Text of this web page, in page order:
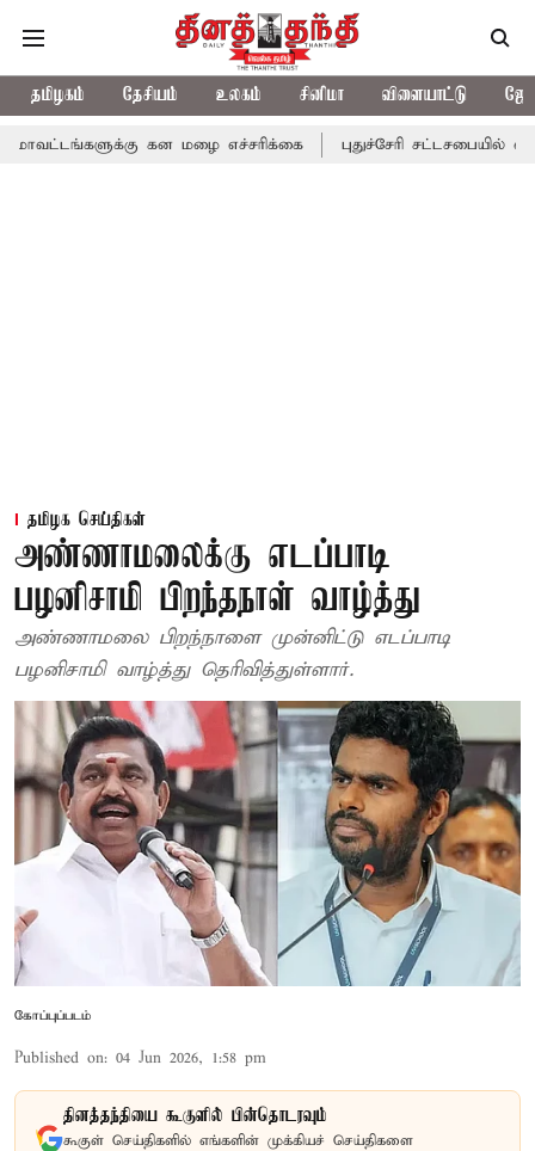
தமிழகம் தேசியம் உலகம் சினிமா விளையாட்டு
கன மழை எச்சரிக்கை புதுச்சேரி சட்டசபையில் வரும் 24ம்
தமிழக செய்திகள்
அண்ணாமலைக்கு எடப்பாடி
பழனிசாமி பிறந்தநாள் வாழ்த்து
அண்ணாமலை பிறந்நாளை முன்னிட்டு எடப்பாடி
பழனிசாமி வாழ்த்து தெரிவித்துள்ளார்.
கோப்புப்படம்
Published on: 04 Jun 2026, 1:58 pm
தினத்தந்தியை கூகுளில் பின்தொடரவும்
கூகுள் செய்திகளில் எங்களின் முக்கியச் செய்திகளை